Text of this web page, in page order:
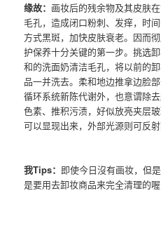
缘故： 画妆后的残余物及其皮肤
毛孔，造成闭口粉刺、发痒，时
方式黑斑，加快皮肤衰老。因而
护保养十分关键的第一步。挑选
和的洗面奶清洁毛孔，将以前的
品一并洗去。柔和地边推拿边脸
循环系统新陈代谢外，也意谓除
色素、推积污渍，好似放亮夹层
可以显现出来，外部光源则可反射
我Tips： 即使今日沒有画妆，但
是要用去卸妆商品来完全清理的喔